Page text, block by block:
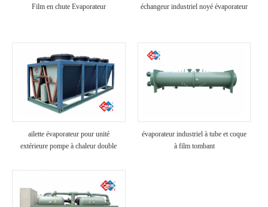
Film en chute Evaporateur échangeur industriel noyé évaporateur
ailette évaporateur pour unité
extérieure pompe à chaleur double
évaporateur industriel à tube et coque
à film tombant